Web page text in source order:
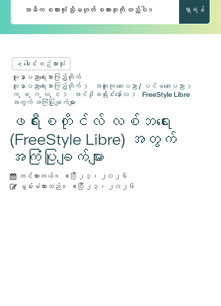
ရှာရန်
< ခေါင်းစဉ်အားလုံး
လူနာပညာရေးစာကြည့်တိုက်
လူနာပညာရေးစာကြည့်တိုက်
အထူးကု ဆေးပညာ / ပင်မဆေးပညာ
က, ခ, ဂ, ဃ, င
အင်ဒိုခရိုင်းနော်လ
FreeStyle Libre
အတွက် အကြံပြုချက်များ
ဖရီးစတိုင်လ် လစ်ဘရေး
(FreeStyle Libre) အတွက်
အကြံပြုချက်များ
တင်ထားတယ်။
ဧပြီ ၂၃၊ ၂၀၂၆
မွမ်းမံထားသည်။
ဧပြီ ၂၃၊ ၂၀၂၆